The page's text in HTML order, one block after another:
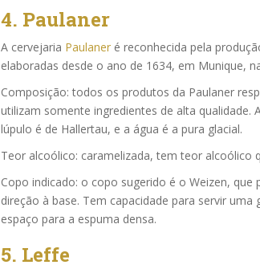
4. Paulaner
A cervejaria Paulaner é reconhecida pela
elaboradas desde o ano de 1634, em Munique,
Composição: todos os produtos da Paulaner
utilizam somente ingredientes de alta qualidade.
lúpulo é de Hallertau, e a água é a pura glacial.
Teor alcoólico: caramelizada, tem teor alcoólico
Copo indicado: o copo sugerido é o Weizen,
direção à base. Tem capacidade para servir
espaço para a espuma densa.
5. Leffe